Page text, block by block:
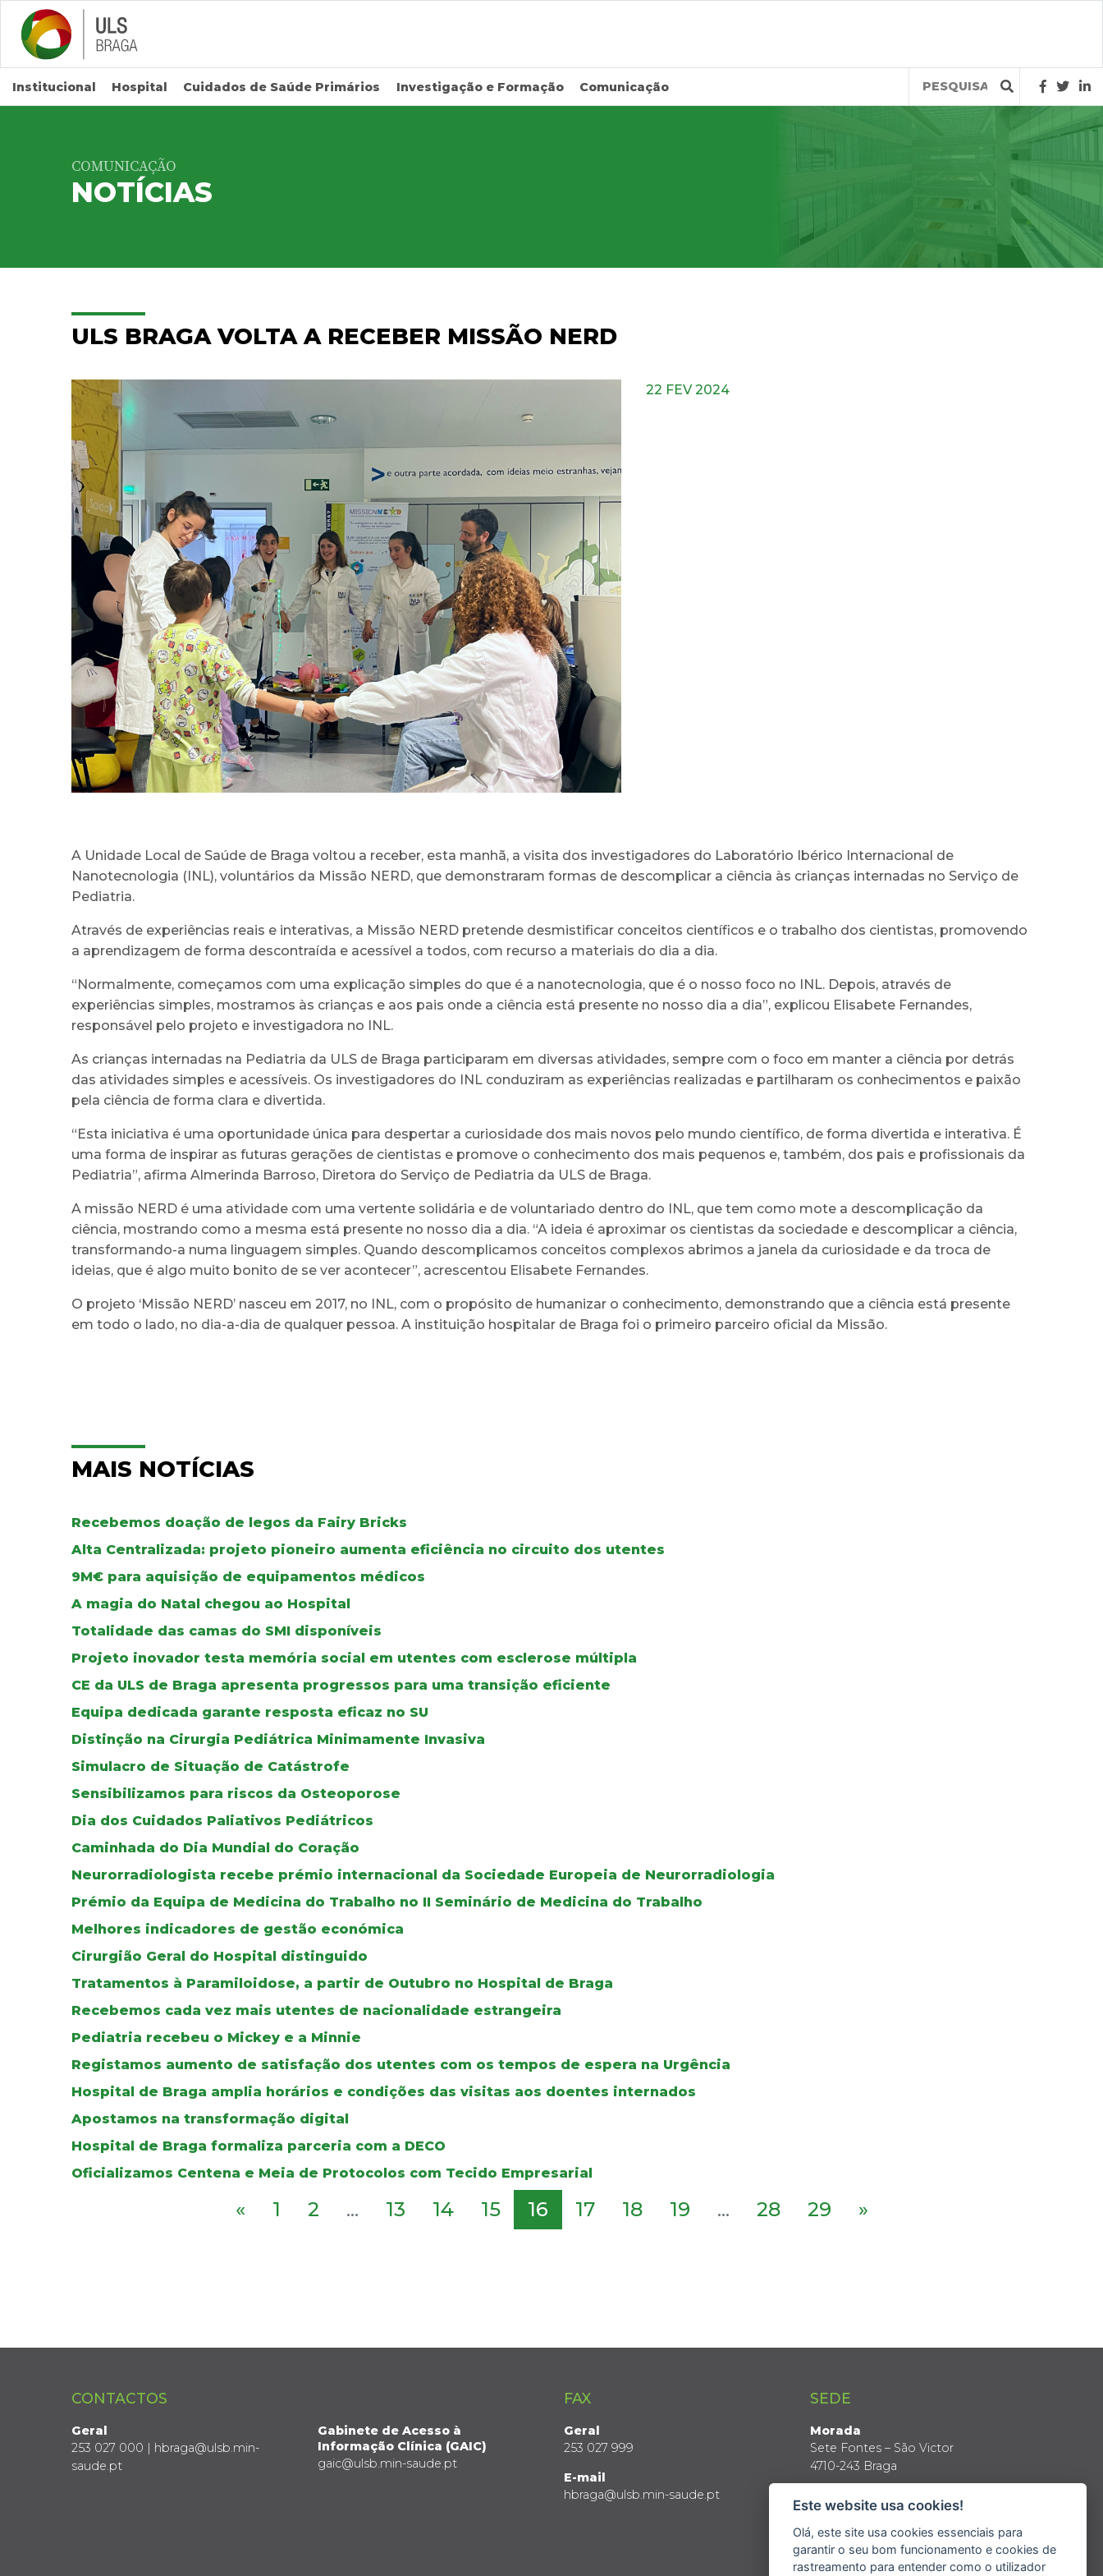
Saltar para conteúdo principal
Institucional Hospital Cuidados de Saúde Primários Investigação e Formação Comunicação
Query
COMUNICAÇÃO
NOTÍCIAS
ULS BRAGA VOLTA A RECEBER MISSÃO NERD
22 FEV 2024
A Unidade Local de Saúde de Braga voltou a receber, esta manhã, a visita dos investigadores do Laboratório Ibérico Internacional de
Nanotecnologia (INL), voluntários da Missão NERD, que demonstraram formas de descomplicar a ciência às crianças internadas no Serviço de
Pediatria.
Através de experiências reais e interativas, a Missão NERD pretende desmistificar conceitos científicos e o trabalho dos cientistas, promovendo
a aprendizagem de forma descontraída e acessível a todos, com recurso a materiais do dia a dia.
“Normalmente, começamos com uma explicação simples do que é a nanotecnologia, que é o nosso foco no INL. Depois, através de
experiências simples, mostramos às crianças e aos pais onde a ciência está presente no nosso dia a dia”, explicou Elisabete Fernandes,
responsável pelo projeto e investigadora no INL.
As crianças internadas na Pediatria da ULS de Braga participaram em diversas atividades, sempre com o foco em manter a ciência por detrás
das atividades simples e acessíveis. Os investigadores do INL conduziram as experiências realizadas e partilharam os conhecimentos e paixão
pela ciência de forma clara e divertida.
“Esta iniciativa é uma oportunidade única para despertar a curiosidade dos mais novos pelo mundo científico, de forma divertida e interativa. É
uma forma de inspirar as futuras gerações de cientistas e promove o conhecimento dos mais pequenos e, também, dos pais e profissionais da
Pediatria”, afirma Almerinda Barroso, Diretora do Serviço de Pediatria da ULS de Braga.
A missão NERD é uma atividade com uma vertente solidária e de voluntariado dentro do INL, que tem como mote a descomplicação da
ciência, mostrando como a mesma está presente no nosso dia a dia. “A ideia é aproximar os cientistas da sociedade e descomplicar a ciência,
transformando-a numa linguagem simples. Quando descomplicamos conceitos complexos abrimos a janela da curiosidade e da troca de
ideias, que é algo muito bonito de se ver acontecer”, acrescentou Elisabete Fernandes.
O projeto ‘Missão NERD’ nasceu em 2017, no INL, com o propósito de humanizar o conhecimento, demonstrando que a ciência está presente
em todo o lado, no dia-a-dia de qualquer pessoa. A instituição hospitalar de Braga foi o primeiro parceiro oficial da Missão.
MAIS NOTÍCIAS
Recebemos doação de legos da Fairy Bricks
Alta Centralizada: projeto pioneiro aumenta eficiência no circuito dos utentes
9M€ para aquisição de equipamentos médicos
A magia do Natal chegou ao Hospital
Totalidade das camas do SMI disponíveis
Projeto inovador testa memória social em utentes com esclerose múltipla
CE da ULS de Braga apresenta progressos para uma transição eficiente
Equipa dedicada garante resposta eficaz no SU
Distinção na Cirurgia Pediátrica Minimamente Invasiva
Simulacro de Situação de Catástrofe
Sensibilizamos para riscos da Osteoporose
Dia dos Cuidados Paliativos Pediátricos
Caminhada do Dia Mundial do Coração
Neurorradiologista recebe prémio internacional da Sociedade Europeia de Neurorradiologia
Prémio da Equipa de Medicina do Trabalho no II Seminário de Medicina do Trabalho
Melhores indicadores de gestão económica
Cirurgião Geral do Hospital distinguido
Tratamentos à Paramiloidose, a partir de Outubro no Hospital de Braga
Recebemos cada vez mais utentes de nacionalidade estrangeira
Pediatria recebeu o Mickey e a Minnie
Registamos aumento de satisfação dos utentes com os tempos de espera na Urgência
Hospital de Braga amplia horários e condições das visitas aos doentes internados
Apostamos na transformação digital
Hospital de Braga formaliza parceria com a DECO
Oficializamos Centena e Meia de Protocolos com Tecido Empresarial
« 1 2 ... 13 14 15 16 17 18 19 ... 28 29 »
CONTACTOS
Geral
253 027 000 | hbraga@ulsb.min-
saude.pt
Gabinete de Acesso à
Informação Clínica (GAIC)
gaic@ulsb.min-saude.pt
FAX
Geral
253 027 999
E-mail
hbraga@ulsb.min-saude.pt
SEDE
Morada
Sete Fontes – São Victor
4710-243 Braga
Latitude: 41º 34’ N
Longitude: 8º 24’ W
Este website usa cookies!
Olá, este site usa cookies essenciais para
garantir o seu bom funcionamento e cookies de
rastreamento para entender como o utilizador